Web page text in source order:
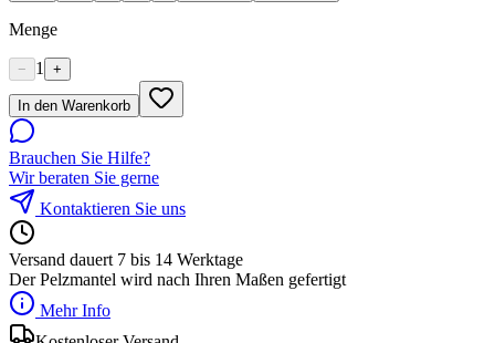
Menge
− 1 +
In den Warenkorb
Brauchen Sie Hilfe?
Wir beraten Sie gerne
Kontaktieren Sie uns
Versand dauert 7 bis 14 Werktage
Der Pelzmantel wird nach Ihren Maßen gefertigt
Mehr Info